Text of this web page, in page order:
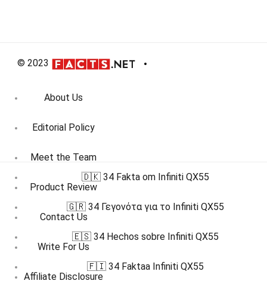
© 2023
About Us
Editorial Policy
Meet the Team
Product Review
Contact Us
Write For Us
Affiliate Disclosure
🇩🇰 34 Fakta om Infiniti QX55
🇬🇷 34 Γεγονότα για το Infiniti QX55
🇪🇸 34 Hechos sobre Infiniti QX55
🇫🇮 34 Faktaa Infiniti QX55